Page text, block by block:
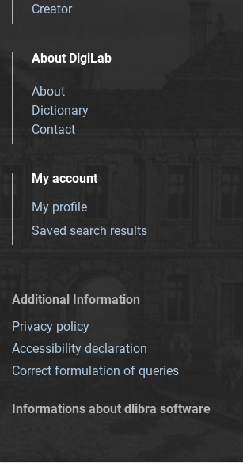
Creator
About DigiLab
About
Dictionary
Contact
My account
My profile
Saved search results
Additional Information
Privacy policy
Accessibility declaration
Correct formulation of queries
Informations about dlibra software